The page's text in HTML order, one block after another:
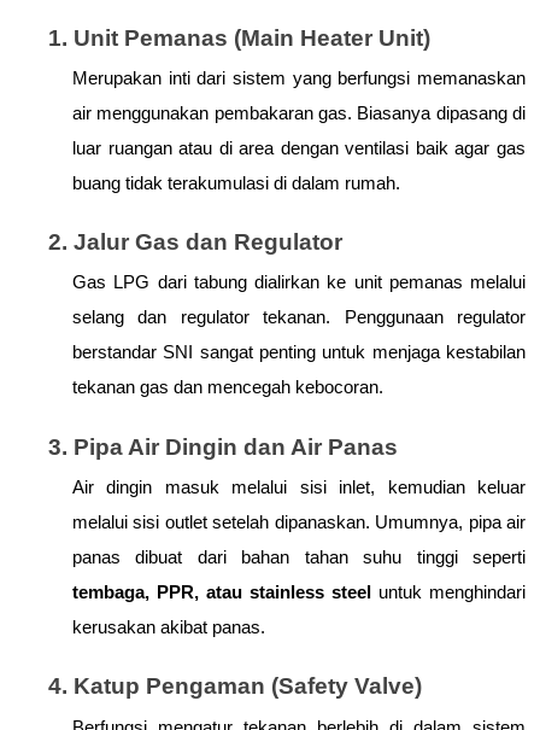
1. Unit Pemanas (Main Heater Unit)
Merupakan inti dari sistem yang berfungsi memanaskan
air menggunakan pembakaran gas. Biasanya dipasang di
luar ruangan atau di area dengan ventilasi baik agar gas
buang tidak terakumulasi di dalam rumah.
2. Jalur Gas dan Regulator
Gas LPG dari tabung dialirkan ke unit pemanas melalui
selang dan regulator tekanan. Penggunaan regulator
berstandar SNI sangat penting untuk menjaga kestabilan
tekanan gas dan mencegah kebocoran.
3. Pipa Air Dingin dan Air Panas
Air dingin masuk melalui sisi inlet, kemudian keluar
melalui sisi outlet setelah dipanaskan. Umumnya, pipa air
tembaga, PPR, atau stainless steel
untuk menghindari
kerusakan akibat panas.
4. Katup Pengaman (Safety Valve)